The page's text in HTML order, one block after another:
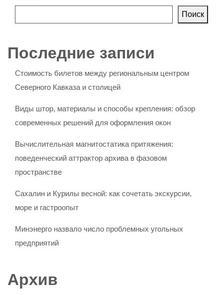
Поиск
Последние записи
Стоимость билетов между региональным центром
Северного Кавказа и столицей
Виды штор, материалы и способы крепления: обзор
современных решений для оформления окон
Вычислительная магнитостатика притяжения:
поведенческий аттрактор архива в фазовом
пространстве
Сахалин и Курилы весной: как сочетать экскурсии,
море и гастроопыт
Минэнерго назвало число проблемных угольных
предприятий
Архив